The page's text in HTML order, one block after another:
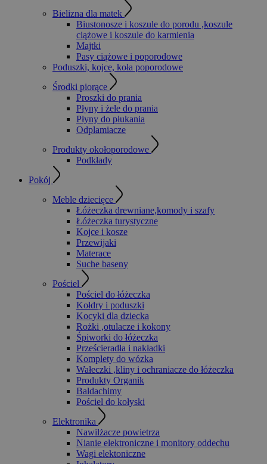
Bielizna dla matek
Biustonosze i koszule do porodu ,koszule
ciążowe i koszule do karmienia
Majtki
Pasy ciążowe i poporodowe
Poduszki, kojce, koła poporodowe
Środki piorące
Proszki do prania
Płyny i żele do prania
Płyny do płukania
Odplamiacze
Produkty okołoporodowe
Podkłady
Pokój
Meble dziecięce
Łóżeczka drewniane,komody i szafy
Łóżeczka turystyczne
Kojce i kosze
Przewijaki
Materace
Suche baseny
Pościel
Pościel do łóżeczka
Kołdry i poduszki
Kocyki dla dziecka
Rożki ,otulacze i kokony
Śpiworki do łóżeczka
Prześcieradła i nakładki
Komplety do wózka
Wałeczki ,kliny i ochraniacze do łóżeczka
Produkty Organik
Baldachimy
Pościel do kołyski
Elektronika
Nawilżacze powietrza
Nianie elektroniczne i monitory oddechu
Wagi elektoniczne